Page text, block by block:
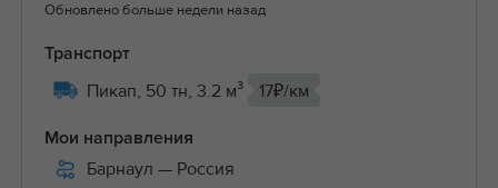
Обновлено больше недели назад
Транспорт
Пикап, 50 тн, 3.2 м³ 17₽/км
Мои направления
Барнаул — Россия